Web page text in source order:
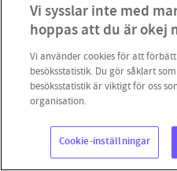
Copyright 2023 ©
Stötta vårt arbete
Läs vad
Vi sysslar inte med
hoppas att du är okej
Vi använder cookies för att
besöksstatistik. Du gör såklart
besöksstatistik är viktigt för oss
organisation.
Cookie-inställningar